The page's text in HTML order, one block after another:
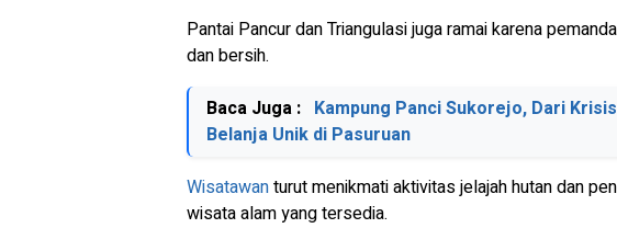
Pantai Pancur dan Triangulasi juga ramai karena
dan bersih.
Baca Juga : Kampung Panci Sukorejo, Dari
Belanja Unik di Pasuruan
Wisatawanturut menikmati aktivitas jelajah hutan dan
wisata alam yang tersedia.